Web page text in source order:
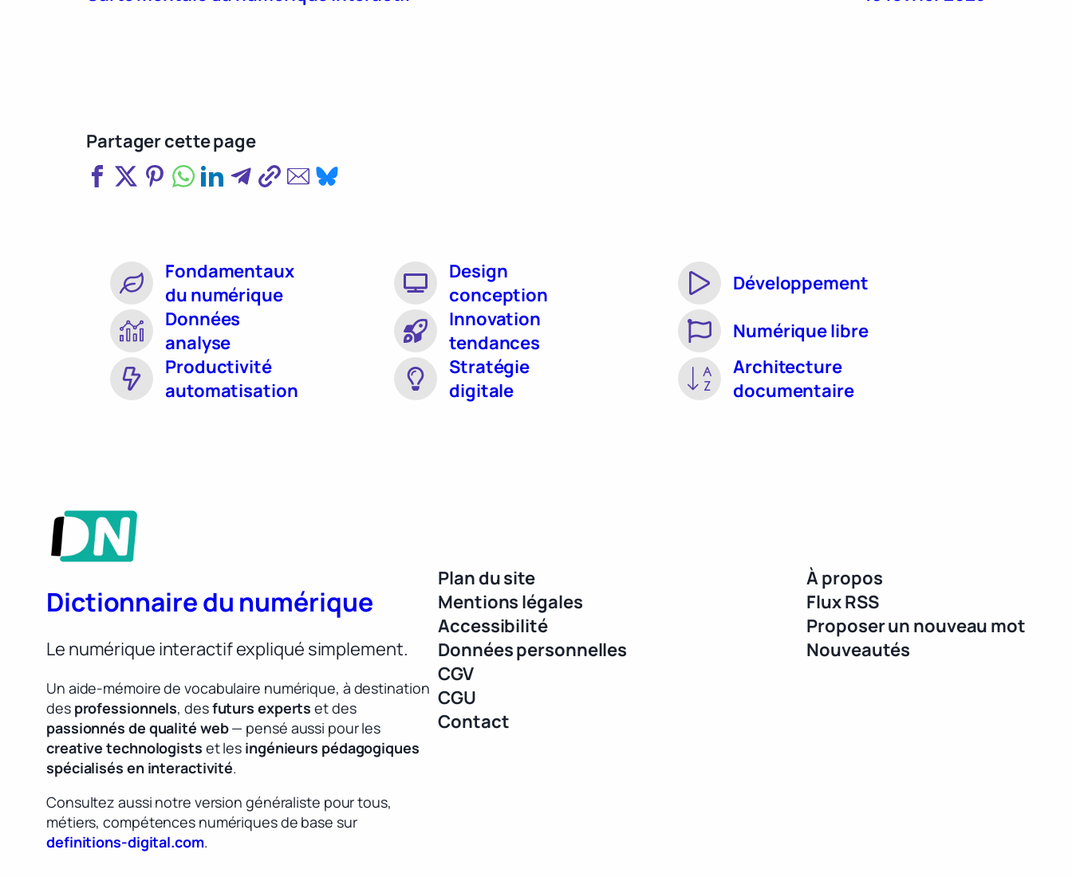
Partager cette page
Fondamentaux
du numérique
Design
conception
Développement
Données
analyse
Innovation
tendances
Numérique libre
Productivité
automatisation
Stratégie
digitale
Architecture
documentaire
Dictionnaire du numérique
Le numérique interactif expliqué simplement.
Un aide-mémoire de vocabulaire numérique, à destination
des professionnels, desfuturs experts et des
passionnés de qualité web— pensé aussi pour les
creative technologists et les ingénieurs pédagogiques
spécialisés en interactivité.
Consultez aussi notre version généraliste pour tous,
métiers, compétences numériques de base sur
definitions-digital.com.
Plan du site
Mentions légales
Accessibilité
Données personnelles
CGV
CGU
Contact
À propos
Flux RSS
Proposer un nouveau mot
Nouveautés